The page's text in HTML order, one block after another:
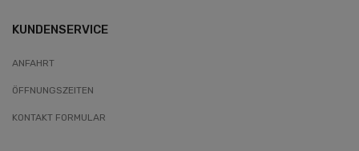
KUNDENSERVICE
ANFAHRT
ÖFFNUNGSZEITEN
KONTAKT FORMULAR